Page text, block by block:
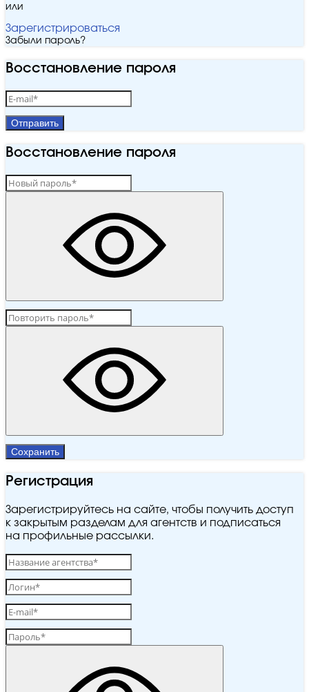
или
Зарегистрироваться
Забыли пароль?
Восстановление пароля
Отправить
Восстановление пароля
Сохранить
Регистрация
Зарегистрируйтесь на сайте, чтобы получить доступ
к закрытым разделам для агентств и подписаться
на профильные рассылки.